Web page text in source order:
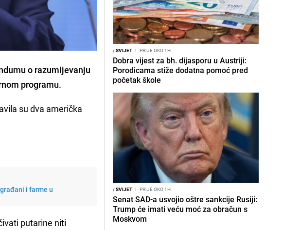
o razumijevanju
programu.
su dva američka
i farme u
​​putarine niti
/SVIJET I PRIJE OKO 1H
Dobra vijest za bh. dijasporu u Austriji:
Porodicama stiže dodatna pomoć pred
početak škole
/SVIJET I PRIJE OKO 1H
Senat SAD-a usvojio oštre sankcije Rusiji:
Trump će imati veću moć za obračun s
Moskvom